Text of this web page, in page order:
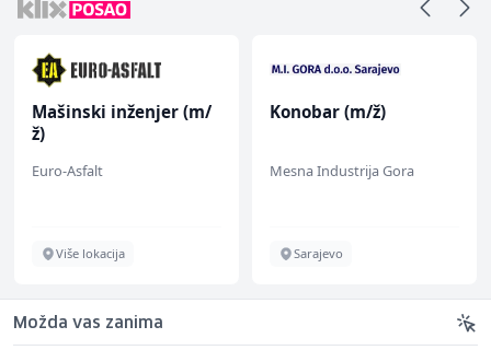
Mašinski inženjer (m/
ž)
Euro-Asfalt
Više lokacija
Konobar (m/ž)
Mesna Industrija Gora
Sarajevo
Možda vas zanima